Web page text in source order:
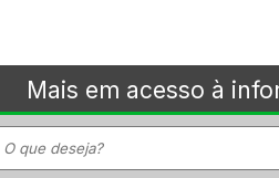
Mais em acesso à